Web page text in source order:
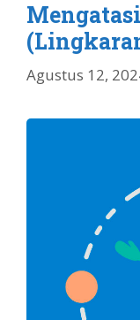
Agustus 12,